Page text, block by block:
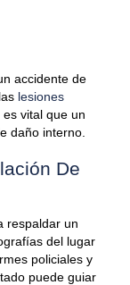
accidente de
lesiones
vital que un
daño interno.
De
respaldar un
del lugar
policiales y
puede guiar